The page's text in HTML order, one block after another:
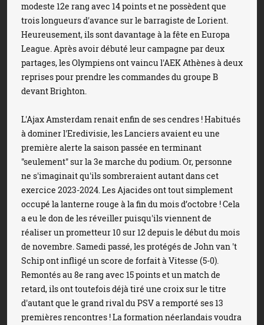
modeste 12e rang avec 14 points et ne possèdent que
trois longueurs d'avance sur le barragiste de Lorient.
Heureusement, ils sont davantage à la fête en Europa
League. Après avoir débuté leur campagne par deux
partages, les Olympiens ont vaincu l'AEK Athènes à deux
reprises pour prendre les commandes du groupe B
devant Brighton.
L'Ajax Amsterdam renait enfin de ses cendres ! Habitués
à dominer l'Eredivisie, les Lanciers avaient eu une
première alerte la saison passée en terminant
"seulement" sur la 3e marche du podium. Or, personne
ne s'imaginait qu'ils sombreraient autant dans cet
exercice 2023-2024. Les Ajacides ont tout simplement
occupé la lanterne rouge à la fin du mois d’octobre ! Cela
a eu le don de les réveiller puisqu'ils viennent de
réaliser un prometteur 10 sur 12 depuis le début du mois
de novembre. Samedi passé, les protégés de John van 't
Schip ont infligé un score de forfait à Vitesse (5-0).
Remontés au 8e rang avec 15 points et un match de
retard, ils ont toutefois déjà tiré une croix sur le titre
d'autant que le grand rival du PSV a remporté ses 13
premières rencontres ! La formation néerlandais voudra